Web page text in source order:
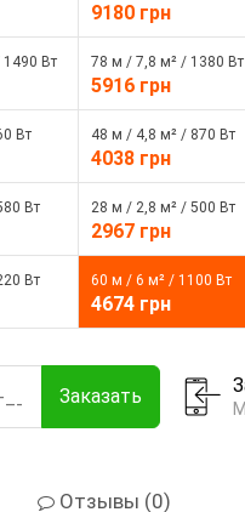
9180 грн
Вт 78 м / 7,8 м² / 1380 Вт
5916 грн
Вт 48 м / 4,8 м² / 870 Вт
4038 грн
Вт 28 м / 2,8 м² / 500 Вт
2967 грн
Вт 60 м / 6 м² / 1100 Вт
4674 грн
Заказать
Отзывы (0)